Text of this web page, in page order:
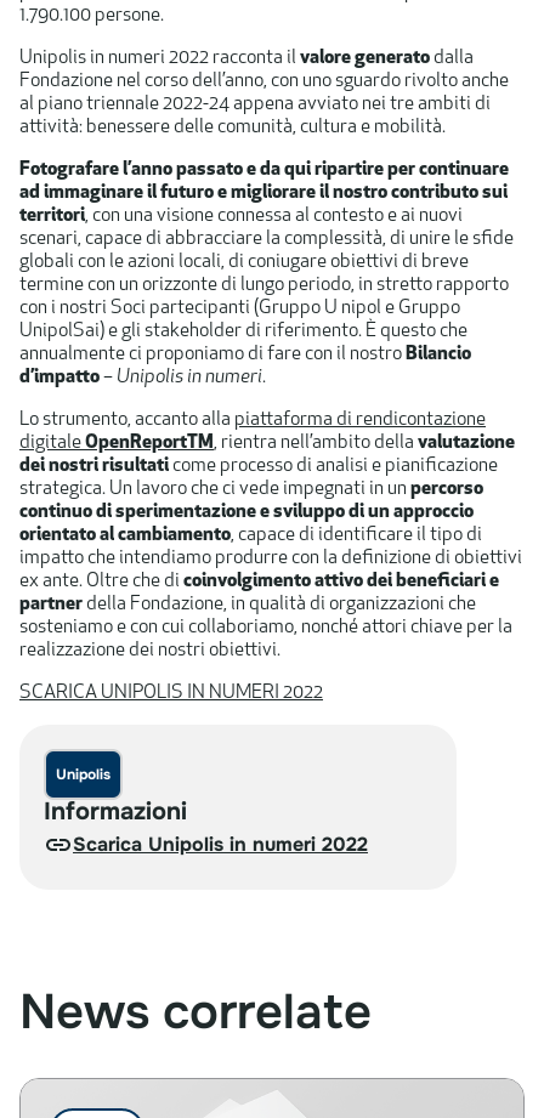
1.790.100 persone.
Unipolis in numeri 2022 racconta il valore generato dalla
Fondazione nel corso dell’anno, con uno sguardo rivolto anche
al piano triennale 2022-24 appena avviato nei tre ambiti di
attività: benessere delle comunità, cultura e mobilità.
Fotografare l’anno passato e da qui ripartire per continuare
ad immaginare il futuro e migliorare il nostro contributo sui
territori, con una visione connessa al contesto e ai nuovi
scenari, capace di abbracciare la complessità, di unire le sfide
globali con le azioni locali, di coniugare obiettivi di breve
termine con un orizzonte di lungo periodo, in stretto rapporto
con i nostri Soci partecipanti (Gruppo U nipol e Gruppo
UnipolSai) e gli stakeholder di riferimento. È questo che
annualmente ci proponiamo di fare con il nostro Bilancio
d’impatto– Unipolis in numeri.
Lo strumento, accanto alla piattaforma di rendicontazione
digitaleOpenReportTM, rientra nell’ambito della​ valutazione
dei nostri risultati come processo di analisi e pianificazione
strategica. Un lavoro che ci vede impegnati in un percorso
continuo di sperimentazione e sviluppo di unapproccio
orientato al cambiamento, capace di identificare il tipo di
impatto che intendiamo produrre con la definizione di obiettivi
ex ante. Oltre che di coinvolgimento attivo dei beneficiarie
partner della Fondazione, in qualità di organizzazioni che
sosteniamo e con cui collaboriamo, nonché attori chiave per la
realizzazione dei nostri obiettivi.​
SCARICA UNIPOLIS IN NUMERI 2022
Unipolis
Informazioni
Scarica Unipolis in numeri 2022
News correlate